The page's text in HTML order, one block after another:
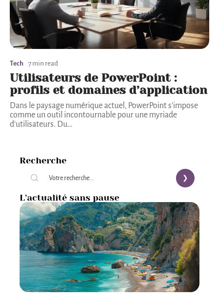
Tech 7 min read
Utilisateurs de PowerPoint :
profils et domaines d’application
Dans le paysage numérique actuel, PowerPoint s'impose
comme un outil incontournable pour une myriade
d'utilisateurs. Du…
Recherche
L’actualité sans pause